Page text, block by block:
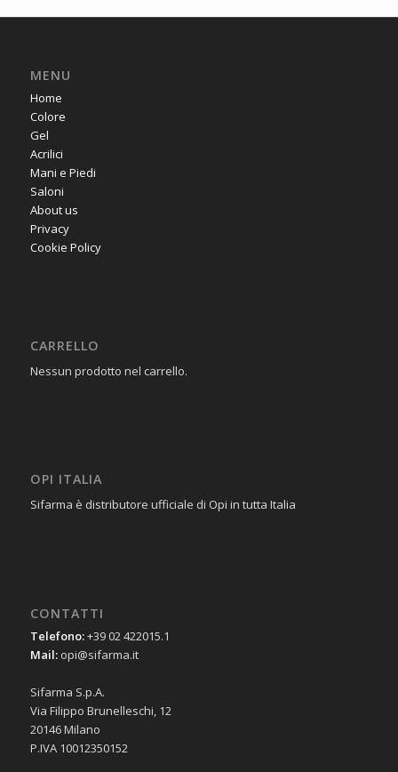
MENU
Home
Colore
Gel
Acrilici
Mani e Piedi
Saloni
About us
Privacy
Cookie Policy
CARRELLO
Nessun prodotto nel carrello.
OPI ITALIA
Sifarma è distributore ufficiale di Opi in tutta Italia
CONTATTI
Telefono:+39 02 422015.1
Mail:opi@sifarma.it
Sifarma S.p.A.
Via Filippo Brunelleschi, 12
20146 Milano
P.IVA 10012350152